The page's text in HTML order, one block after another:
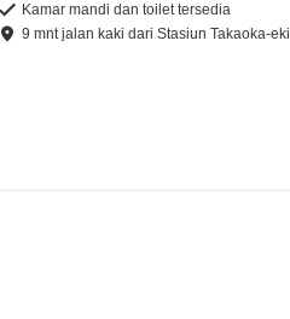
Kamar mandi dan toilet tersedia
9 mntjalan kaki dariStasiun Takaoka-eki